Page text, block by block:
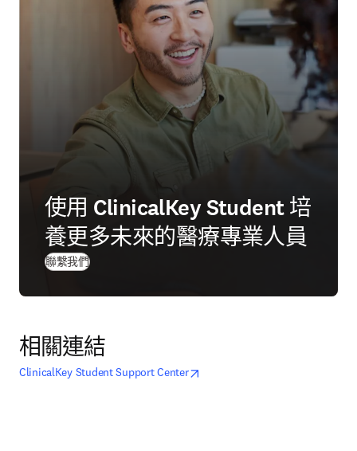
使用 ClinicalKey Student 培
養更多未來的醫療專業人員
聯繫我們
相關連結
ClinicalKey Student Support Center打開新的分頁／視窗
opens in new tab/window